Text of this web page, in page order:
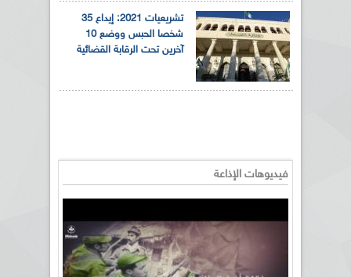
تشريعيات 2021: إيداع 35
شخصا الحبس ووضع 10
آخرين تحت الرقابة القضائية
فيديوهات الإذاعة